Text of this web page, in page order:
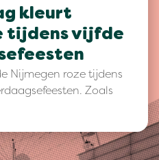
kleurt
tijdens vijfde
Nijmegen roze tijdens
Zoals